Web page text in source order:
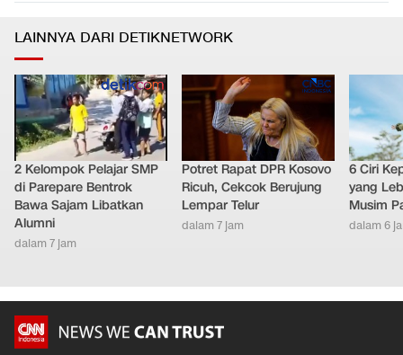
LAINNYA DARI DETIKNETWORK
2 Kelompok Pelajar SMP
di Parepare Bentrok
Bawa Sajam Libatkan
Alumni
dalam 7 jam
Potret Rapat DPR Kosovo
Ricuh, Cekcok Berujung
Lempar Telur
dalam 7 jam
6 Ciri
yang
Musim
dalam 6